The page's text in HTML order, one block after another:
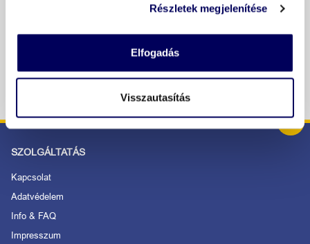
Részletek megjelenítése
Elfogadás
Visszautasítás
BIZTONSÁGOS RENDELÉS ÉS FIZETÉS
SZOLGÁLTATÁS
Kapcsolat
Adatvédelem
Info & FAQ
Impresszum